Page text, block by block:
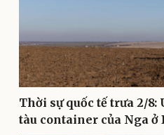
Thời sự quốc tế trưa 2/
tàu container của Nga ở